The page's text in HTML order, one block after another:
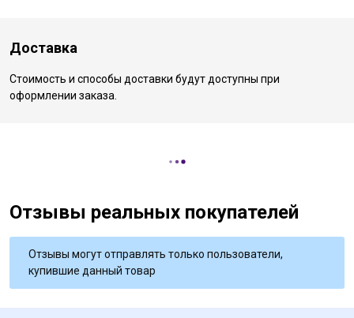
Доставка
Стоимость и способы доставки будут доступны при
оформлении заказа.
Отзывы реальных покупателей
Отзывы могут отправлять только пользователи,
купившие данный товар